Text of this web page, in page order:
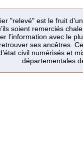
"relevé" est le fruit
soient remerciés
l’information avec le
ses ancêtres.
civil numérisés et
départementales